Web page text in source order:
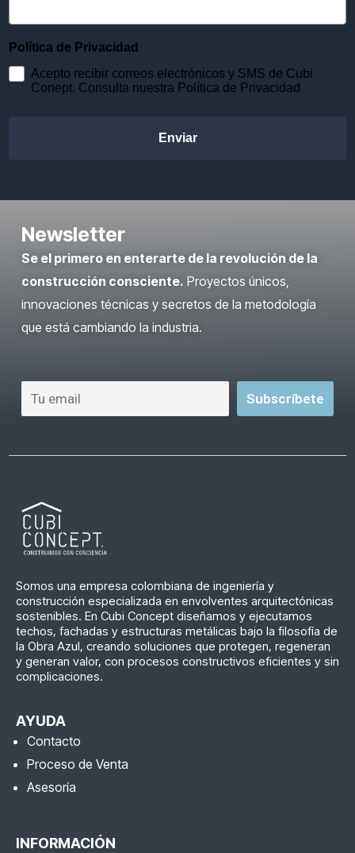
Política de Privacidad
Acepto recibir correos electrónicos y SMS de Cubi
Conept. Consulta nuestra Política de Privacidad
Enviar
Newsletter
Se el primero en enterarte de la revolución de la
construcción consciente. Proyectos únicos,
innovaciones técnicas y secretos de la metodología
que está cambiando la industria.
Somos una empresa colombiana de ingeniería y
construcción especializada en envolventes arquitectónicas
sostenibles. En Cubi Concept diseñamos y ejecutamos
techos, fachadas y estructuras metálicas bajo la filosofía de
la Obra Azul, creando soluciones que protegen, regeneran
y generan valor, con procesos constructivos eficientes y sin
complicaciones.
AYUDA
Contacto
Proceso de Venta
Asesoría
INFORMACIÓN